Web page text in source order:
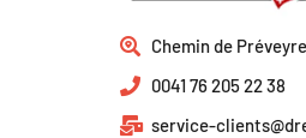
Chemin de
0041 76 205 22 38
service-